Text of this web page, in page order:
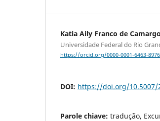
Katia Aily Franco de Camargo
Universidade Federal do Rio
https://orcid.org/0000-0001-6463-8976
DOI: https://doi.org/10.5007/
Parole chiave: tradução,